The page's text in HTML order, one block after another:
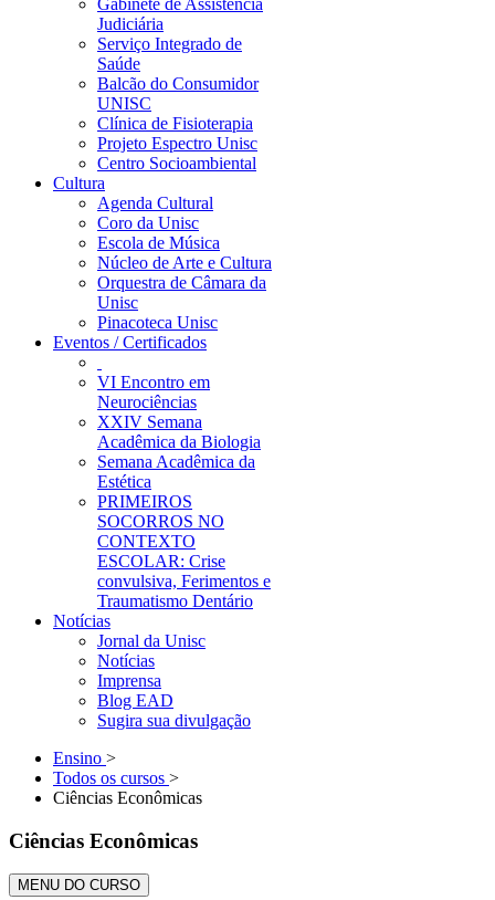
Gabinete de Assistência
Judiciária
Serviço Integrado de
Saúde
Balcão do Consumidor
UNISC
Clínica de Fisioterapia
Projeto Espectro Unisc
Centro Socioambiental
Cultura
Agenda Cultural
Coro da Unisc
Escola de Música
Núcleo de Arte e Cultura
Orquestra de Câmara da
Unisc
Pinacoteca Unisc
Eventos / Certificados
VI Encontro em
Neurociências
XXIV Semana
Acadêmica da Biologia
Semana Acadêmica da
Estética
PRIMEIROS
SOCORROS NO
CONTEXTO
ESCOLAR: Crise
convulsiva, Ferimentos e
Traumatismo Dentário
Notícias
Jornal da Unisc
Notícias
Imprensa
Blog EAD
Sugira sua divulgação
Ensino >
Todos os cursos >
Ciências Econômicas
Ciências Econômicas
MENU DO CURSO